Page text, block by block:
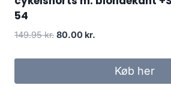
54
149.95kr. Original
was:
80.00 kr.
is:
80.00 kr..
Køb her